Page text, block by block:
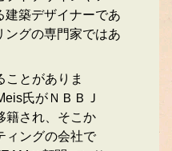
建築デザイナーであ
ングの専門家ではあ
ことがありま
氏がＮＢＢＪ
籍され、そこか
ィングの会社で